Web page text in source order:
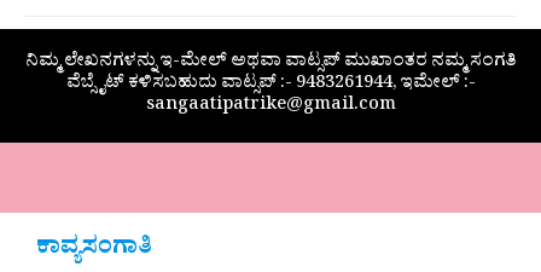
ನಿಮ್ಮ ಲೇಖನಗಳನ್ನು ಇ-ಮೇಲ್ ಅಥವಾ ವಾಟ್ಸಪ್ ಮುಖಾಂತರ ನಮ್ಮ ಸಂಗತಿ
ವೆಬ್ಸೈಟ್ ಕಳಿಸಬಹುದು ವಾಟ್ಸಪ್‌ :- 9483261944, ಇಮೇಲ್ :-
sangaatipatrike@gmail.com
ಕಾವ್ಯಸಂಗಾತಿ